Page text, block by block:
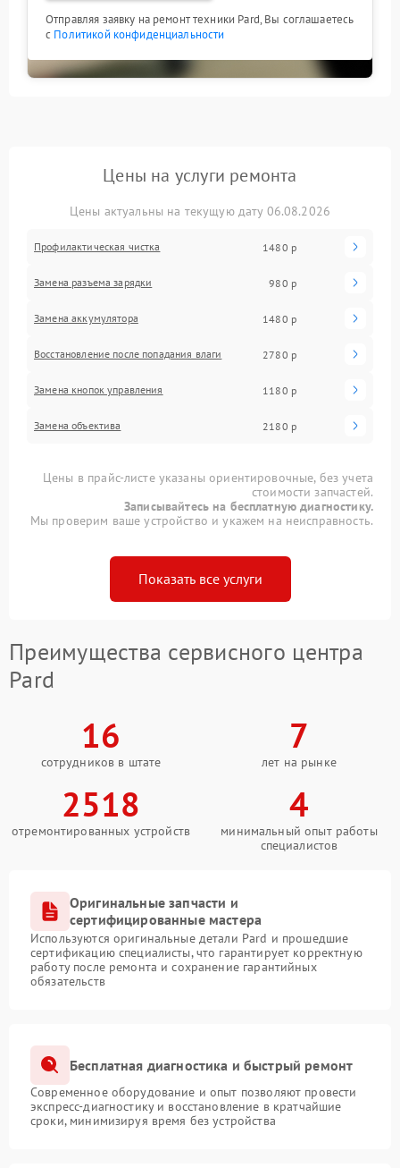
Отправляя заявку на ремонт техники Pard, Вы соглашаетесь
с Политикой конфиденциальности
Цены на услуги ремонта
Цены актуальны на текущую дату 06.08.2026
Профилактическая чистка 1480 р
Замена разъема зарядки 980 р
Замена аккумулятора 1480 р
Восстановление после попадания влаги 2780 р
Замена кнопок управления 1180 р
Замена объектива 2180 р
Цены в прайс-листе указаны ориентировочные, без учета
стоимости запчастей.
Записывайтесь на бесплатную диагностику.
Мы проверим ваше устройство и укажем на неисправность.
Показать все услуги
Преимущества сервисного центра
Pard
16
сотрудников в штате
7
лет на рынке
2518
отремонтированных устройств
4
минимальный опыт работы
специалистов
Оригинальные запчасти и
сертифицированные мастера
Используются оригинальные детали Pard и прошедшие
сертификацию специалисты, что гарантирует корректную
работу после ремонта и сохранение гарантийных
обязательств
Бесплатная диагностика и быстрый ремонт
Современное оборудование и опыт позволяют провести
экспресс-диагностику и восстановление в кратчайшие
сроки, минимизируя время без устройства